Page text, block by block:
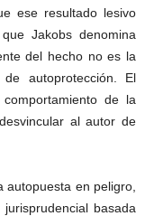
ese resultado lesivo
Jakobs denomina
del hecho no es la
autoprotección. El
de la
al autor de
autopuesta en peligro,
basada